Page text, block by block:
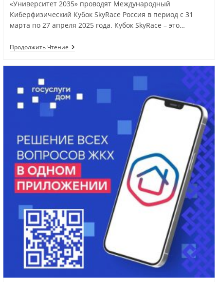
«Университет 2035» проводят Международный
Киберфизический Кубок SkyRace Россия в период с 31
марта по 27 апреля 2025 года. Кубок SkyRace – это…
Продолжить Чтение